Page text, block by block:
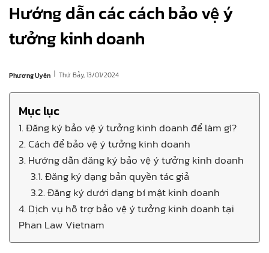
Hướng dẫn các cách bảo vệ ý
tưởng kinh doanh
Phương Uyên | Thứ Bảy, 13/01/2024
Mục lục
1. Đăng ký bảo vệ ý tưởng kinh doanh để làm gì?
2. Cách để bảo vệ ý tưởng kinh doanh
3. Hướng dẫn đăng ký bảo vệ ý tưởng kinh doanh
3.1. Đăng ký dạng bản quyền tác giả
3.2. Đăng ký dưới dạng bí mật kinh doanh
4. Dịch vụ hỗ trợ bảo vệ ý tưởng kinh doanh tại
Phan Law Vietnam